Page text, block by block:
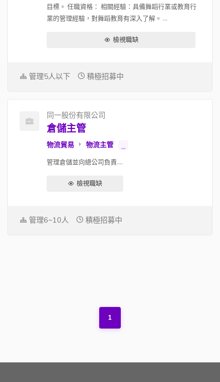
目標。 任職資格： 相關經驗：具備舞蹈行業或教育行
業的管理經驗，對舞蹈教育有深入了解。 ...
檢視職缺
管理5人以下 積極招募中
同一股份有限公司
倉儲主管
物流貿易 物流主管 ...
管理倉儲並向總公司負責....
檢視職缺
管理6~10人 積極招募中
1